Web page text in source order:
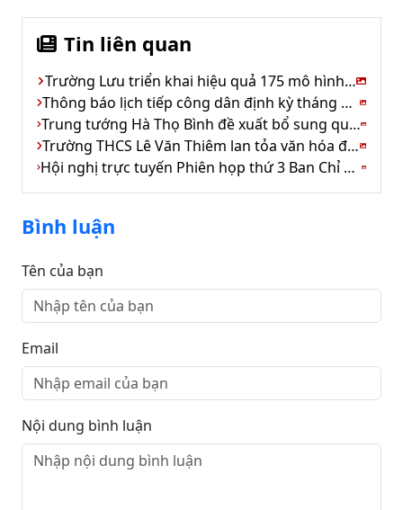
Tin liên quan
Trường Lưu triển khai hiệu quả 175 mô hình kinh tế
Thông báo lịch tiếp công dân định kỳ tháng 11 của Chủ tịch UBND tỉnh Hà Tĩnh
Trung tướng Hà Thọ Bình đề xuất bổ sung quy định tổ chức buồng tạm giữ tại tất cả đồn biên phòng
Trường THCS Lê Văn Thiêm lan tỏa văn hóa đọc – kết nối tri thức thời đại số
Hội nghị trực tuyến Phiên họp thứ 3 Ban Chỉ đạo Trung ương về chính sách nhà ở và phát triển thị trường bất động sản
Bình luận
Tên của bạn
Email
Nội dung bình luận